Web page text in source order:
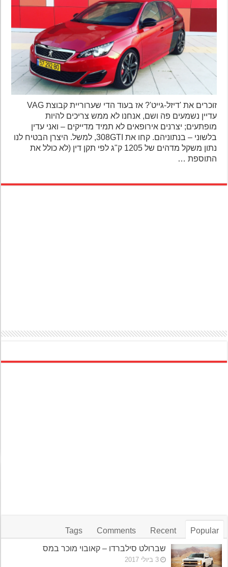
זוכרים את 'דיזל-גייט'? אז בעוד הדי שערוריית קבוצת VAG
עדיין נשמעים פה ושם, אנחנו לא ממש צריכים להיות
מופתעים; יצרנים אירופאים לא תמיד מדייקים – ואני עדין
בלשוני – בנתוניהם. קחו את 308GTI, למשל. היצרן הבטיח לנו
נתון משקל מדהים של 1205 ק"ג לפי תקן דין (לא כולל את
התוספת …
Popular
Recent
Comments
Tags
שברולט סילברדו – קאובוי מוכר במס
3 ביולי 2017